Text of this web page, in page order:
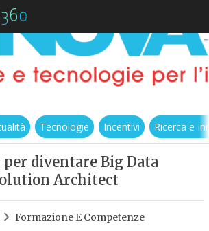
Tecnologie Incentivi Ricerca e
per diventare Big Data
Architect
Formazione E Competenze